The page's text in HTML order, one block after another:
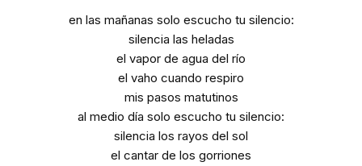
en las mañanas solo escucho tu silencio:
silencia las heladas
el vapor de agua del río
el vaho cuando respiro
mis pasos matutinos
al medio día solo escucho tu silencio:
silencia los rayos del sol
el cantar de los gorriones